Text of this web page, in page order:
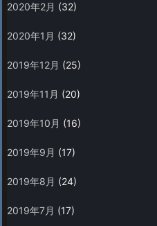
2020年2月 (32)
2020年1月 (32)
2019年12月 (25)
2019年11月 (20)
2019年10月 (16)
2019年9月 (17)
2019年8月 (24)
2019年7月 (17)